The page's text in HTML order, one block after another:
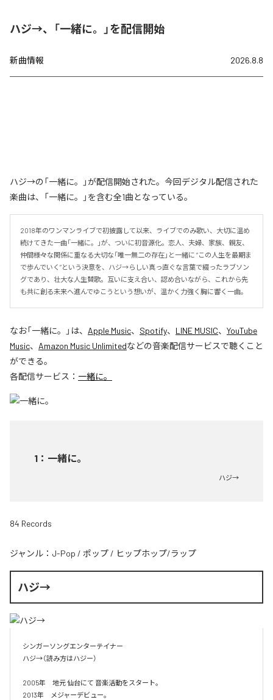
ハジ→、「一緒に。」を配信開始
新曲情報 2026.8.8
ハジ→の「一緒に。」が配信開始された。今回デジタル配信された
楽曲は、「一緒に。」を含む全1曲となっている。
2018年のワンマンライブで初披露して以来、ライブでのみ歌い、大切に温め
続けてきた一曲「一緒に。」が、ついに初音源化。恋人、夫婦、家族、親友、
仲間――様々な関係に重なる大切な「唯一無二の存在」と一緒に “この人生を最期ま
で歩んでいく”という決意を、ハジ→らしい真っ直ぐな言葉で綴ったラブソン
グであり、壮大な人生賛歌。互いに支え合い、認め合いながら、これから先
も共に創る未来へ進んでゆこうという想いが、温かく力強く胸に響く一曲。
なお「一緒に。 」は、 Apple Music、 Spotify、 LINE MUSIC、 YouTube
Music、 Amazon Music Unlimitedなどの音楽配信サービスで聴くこと
ができる。
各配信サービス： 一緒に。
1 ： 一緒に。
ハジ→
84 Records
ジャンル： J-Pop / ポップ / ヒップホップ/ラップ
ハジ→
シンガーソングエンターテイナー
ハジ→（読み方はハジー）
2005年　地元 仙台にて 音楽活動をスタート。
2013年　メジャーデビュー。